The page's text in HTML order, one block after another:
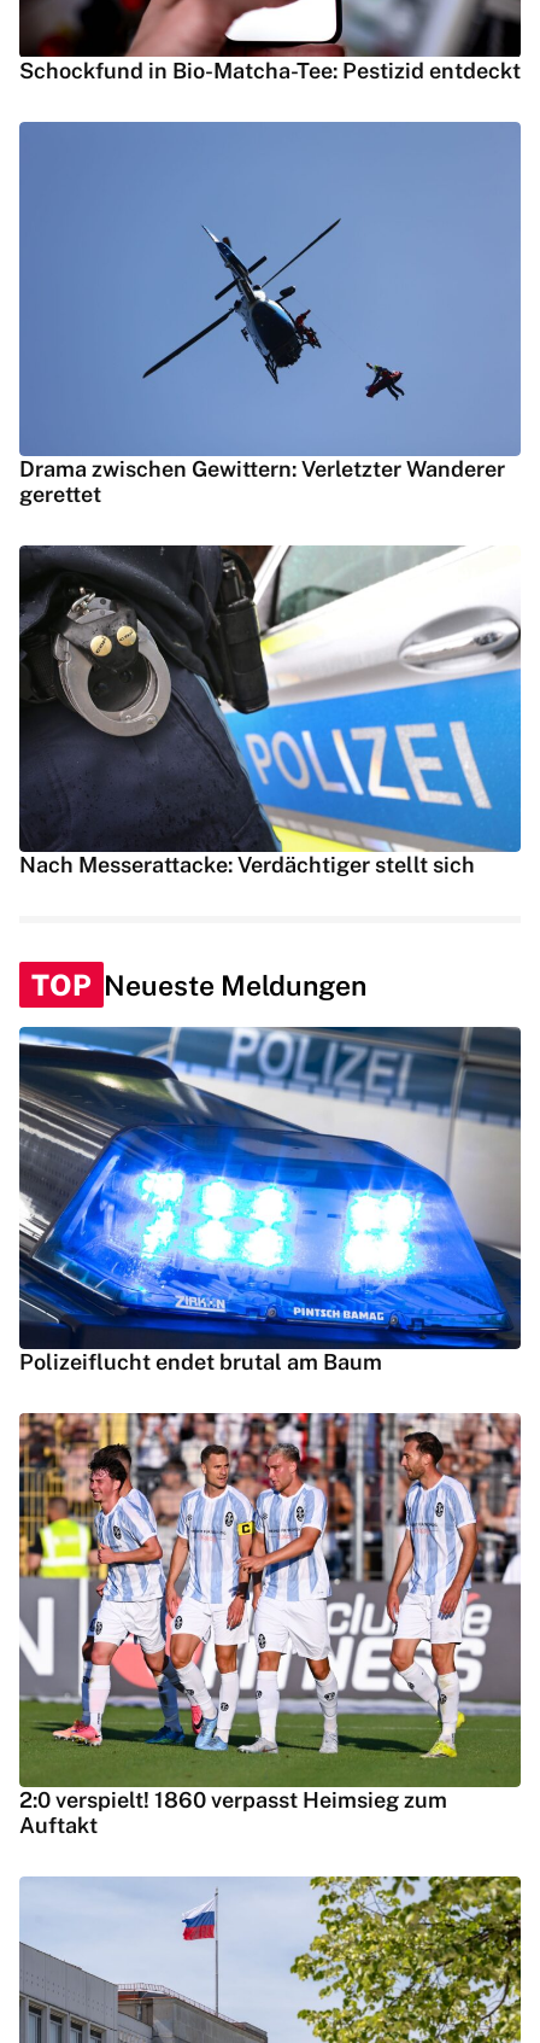
Schockfund in Bio-Matcha-Tee: Pestizid entdeckt
Drama zwischen Gewittern: Verletzter Wanderer
gerettet
Nach Messerattacke: Verdächtiger stellt sich
TOP Neueste Meldungen
Polizeiflucht endet brutal am Baum
2:0 verspielt! 1860 verpasst Heimsieg zum
Auftakt